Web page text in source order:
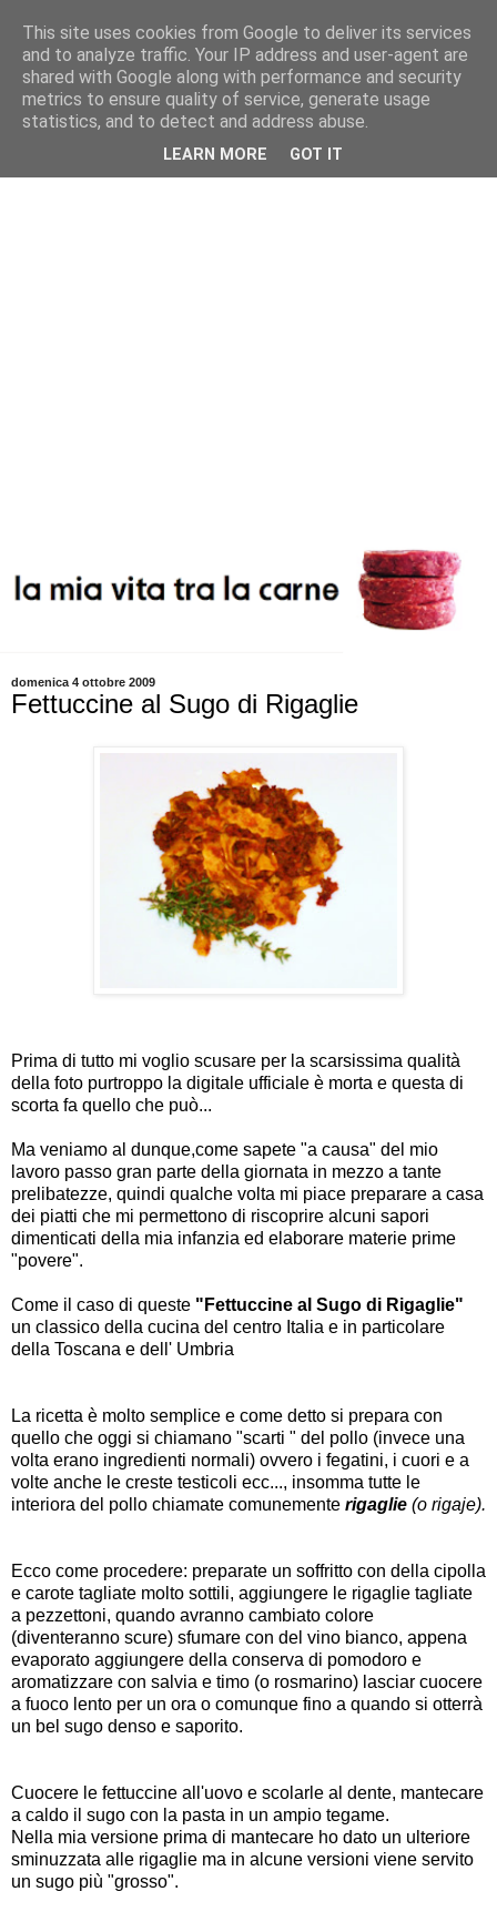
domenica 4 ottobre 2009
Fettuccine al Sugo di Rigaglie
Prima di tutto mi voglio scusare per la scarsissima qualità
della foto purtroppo la digitale ufficiale è morta e questa di
scorta fa quello che può...
Ma veniamo al dunque,come sapete "a causa" del mio
lavoro passo gran parte della giornata in mezzo a tante
prelibatezze, quindi qualche volta mi piace preparare a casa
dei piatti che mi permettono di riscoprire alcuni sapori
dimenticati della mia infanzia ed elaborare materie prime
"povere".
Come il caso di queste "Fettuccine al Sugo di Rigaglie"
un classico della cucina del centro Italia e in particolare
della Toscana e dell' Umbria
La ricetta è molto semplice e come detto si prepara con
quello che oggi si chiamano "scarti " del pollo (invece una
volta erano ingredienti normali) ovvero i fegatini, i cuori e a
volte anche le creste testicoli ecc..., insomma tutte le
interiora del pollo chiamate comunemente rigaglie (o rigaje).
Ecco come procedere: preparate un soffritto con della cipolla
e carote tagliate molto sottili, aggiungere le rigaglie tagliate
a pezzettoni, quando avranno cambiato colore
(diventeranno scure) sfumare con del vino bianco, appena
evaporato aggiungere della conserva di pomodoro e
aromatizzare con salvia e timo (o rosmarino) lasciar cuocere
a fuoco lento per un ora o comunque fino a quando si otterrà
un bel sugo denso e saporito.
Cuocere le fettuccine all'uovo e scolarle al dente, mantecare
a caldo il sugo con la pasta in un ampio tegame.
Nella mia versione prima di mantecare ho dato un ulteriore
sminuzzata alle rigaglie ma in alcune versioni viene servito
un sugo più "grosso".
This site uses cookies from Google to deliver its services
and to analyze traffic. Your IP address and user-agent are
shared with Google along with performance and security
metrics to ensure quality of service, generate usage
statistics, and to detect and address abuse.
LEARN MORE GOT IT